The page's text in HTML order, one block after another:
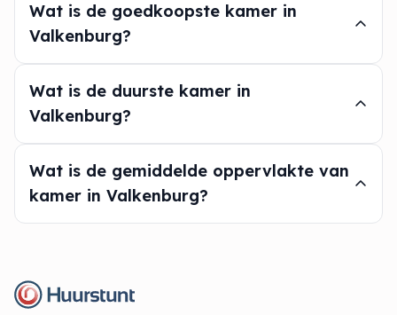
Wat is de goedkoopste kamer in
Valkenburg?
Wat is de duurste kamer in
Valkenburg?
Wat is de gemiddelde oppervlakte van
kamer in Valkenburg?